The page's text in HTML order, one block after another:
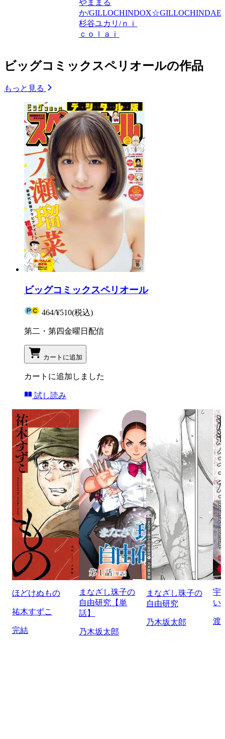
やままる
か/GILLOCHINDOX☆GILLOCHINDAE/
杉谷ユカリ/ｎｉ
ｃｏｌａｉ
ビッグコミックスペリオールの作品
もっと見る
ビッグコミックスペリオール
464/¥510(税込)
第二・第四金曜日配信
カートに追加
カートに追加しました
試し読み
ほどけぬもの
祐木すずこ
完結
まなざし珠子の
自由研究【単
話】
乃木坂太郎
まなざし珠子の
自由研究
乃木坂太郎
宇
い
渡